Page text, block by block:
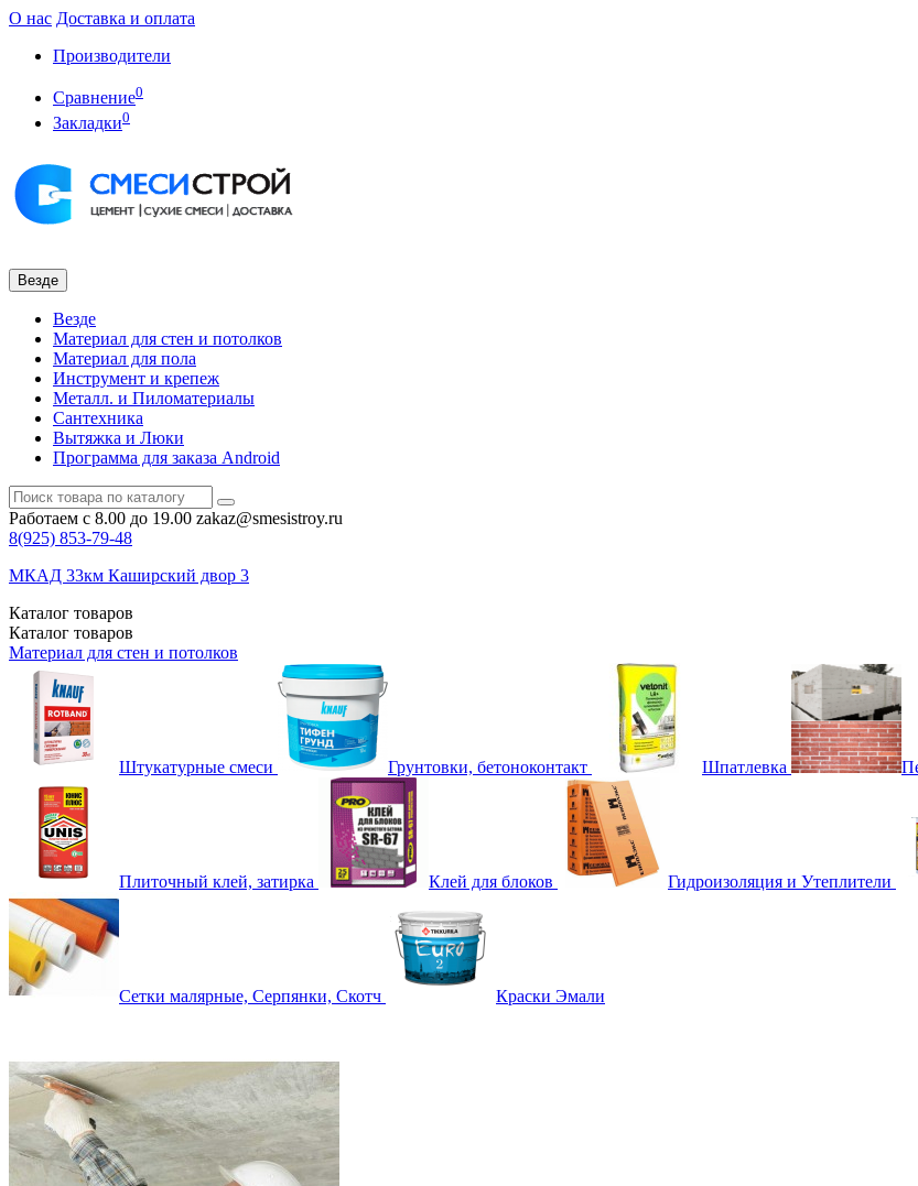
О нас Доставка и оплата
Производители
Сравнение0
Закладки0
Везде
Везде
Материал для стен и потолков
Материал для пола
Инструмент и крепеж
Металл. и Пиломатериалы
Сантехника
Вытяжка и Люки
Программа для заказа Android
Работаем с 8.00 до 19.00 zakaz@smesistroy.ru
8(925) 853-79-48
МКАД 33км Каширский двор 3
Каталог товаров
Каталог товаров
Материал для стен и потолков
Штукатурные смеси Грунтовки, бетоноконтакт Шпатлевка
Плиточный клей, затирка Клей для блоков Гидроизоляция и Утеплители
Сетки малярные, Серпянки, Скотч Краски Эмали